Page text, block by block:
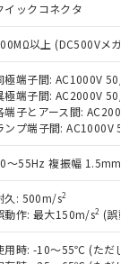
イックコネクタ
以上 (DC500Vメガ)
極端子間: AC1000V 50/
極端子間: AC2000V 50/
端子とアース間:
ンプ端子間: AC1000V
～55Hz 複振幅 1.5mm (
久: 500m/s2
動作: 最大150m/s2 (誤動
用時: -10～55℃ (ただし
意のうえ
事業取扱
準価格
もので
中には、
品もある
）の非含
定のある
物質）の
を出す予
物質）の
確認中の
物で、有
として
RoHSの
RoHSの